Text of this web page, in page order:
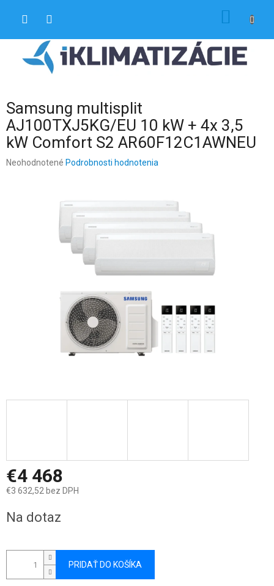
Samsung multisplit
AJ100TXJ5KG/EU 10 kW + 4x 3,5
kW Comfort S2 AR60F12C1AWNEU
Priemerné
Neohodnotené Podrobnosti hodnotenia
€4 468
€3 632,52 bez DPH
cena:
Na dotaz
PRIDAŤ DO KOŠÍKA